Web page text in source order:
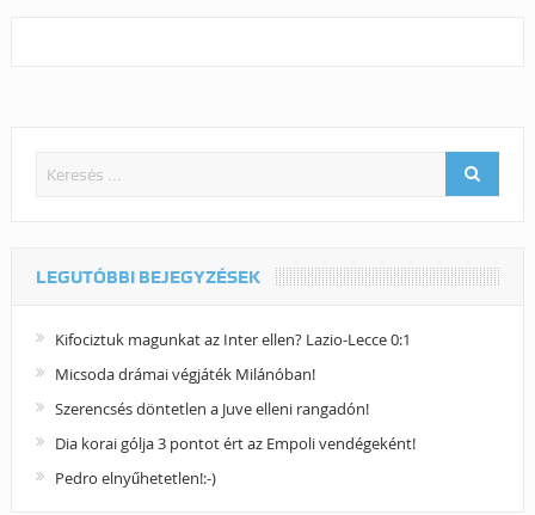
LEGUTÓBBI BEJEGYZÉSEK
Kifociztuk magunkat az Inter ellen? Lazio-Lecce 0:1
Micsoda drámai végjáték Milánóban!
Szerencsés döntetlen a Juve elleni rangadón!
Dia korai gólja 3 pontot ért az Empoli vendégeként!
Pedro elnyűhetetlen!:-)